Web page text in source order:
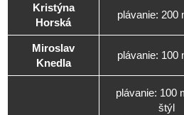
Kristýna
Horská
plávanie: 200
Miroslav
Knedla
plávanie: 100
plávanie: 100
štýl